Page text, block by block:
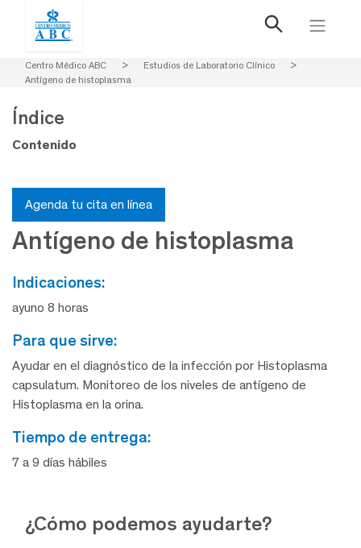
Centro Médico ABC > Estudios de Laboratorio Clínico
>
Antígeno de histoplasma
Antígeno de histoplasma
indicaciones:
ayuno 8 horas
para que sirve:
Ayudar en el diagnóstico de la infección por Histoplasma
capsulatum. Monitoreo de los niveles de antígeno de
Histoplasma en la orina.
tiempo de entrega:
7 a 9 días hábiles
¿Cómo podemos ayudarte?
Índice
Contenido
Agenda tu cita en línea